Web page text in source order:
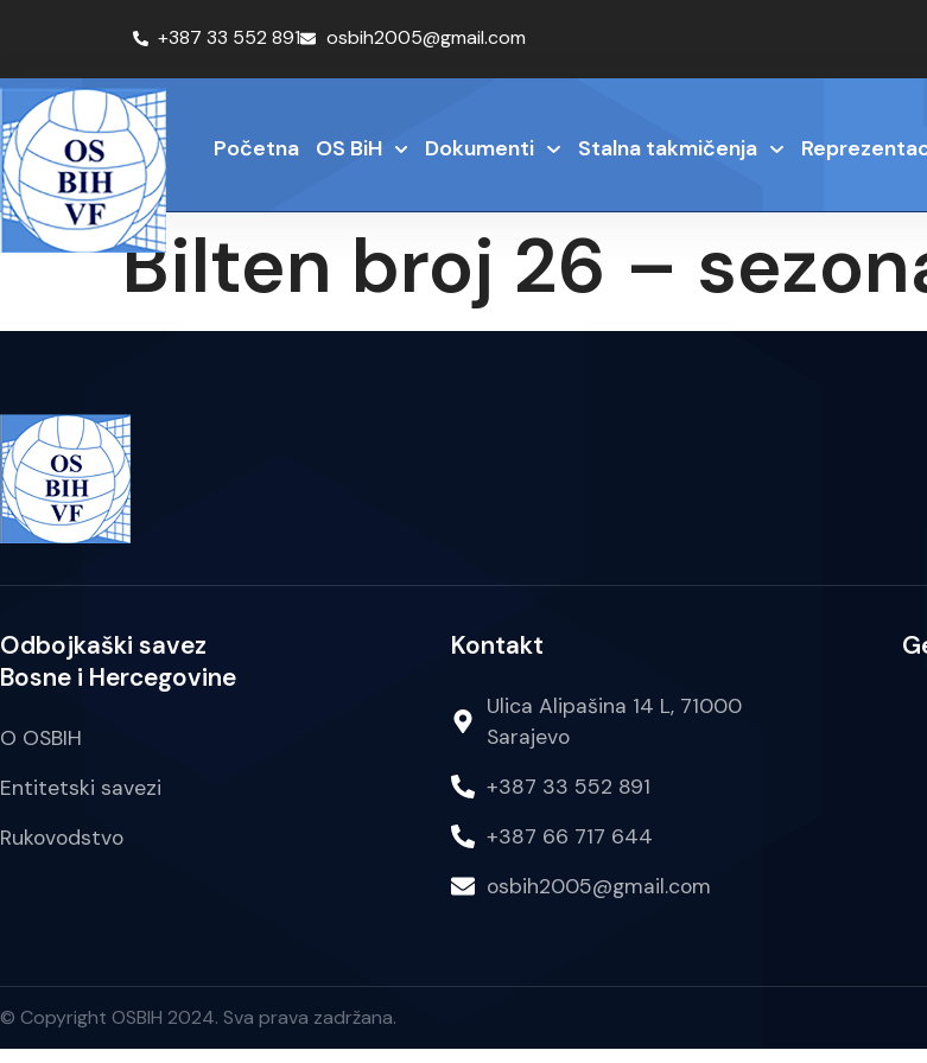
+387 33 552 891 osbih2005@gmail.com
Početna OS BiH Dokumenti Stalna takmičenja
Bilten broj 26 –
Odbojkaški savez
Bosne i Hercegovine
O OSBIH
Entitetski savezi
Rukovodstvo
Kontakt
Ulica Alipašina 14 L, 71000
Sarajevo
+387 33 552 891
+387 66 717 644
osbih2005@gmail.com
© Copyright OSBIH 2024. Sva prava zadržana.